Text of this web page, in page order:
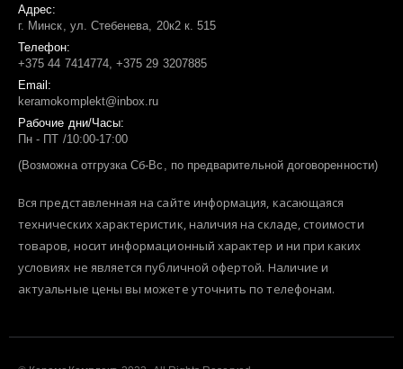
Адрес:
г. Минск, ул. Стебенева, 20к2 к. 515
Телефон:
+375 44 7414774, +375 29 3207885
Email:
keramokomplekt@inbox.ru
Рабочие дни/Часы:
Пн - ПТ /10:00-17:00
(Возможна отгрузка Сб-Вс, по предварительной договоренности)
Вся представленная на сайте информация, касающаяся
технических характеристик, наличия на складе, стоимости
товаров, носит информационный характер и ни при каких
условиях не является публичной офертой. Наличие и
актуальные цены вы можете уточнить по телефонам.